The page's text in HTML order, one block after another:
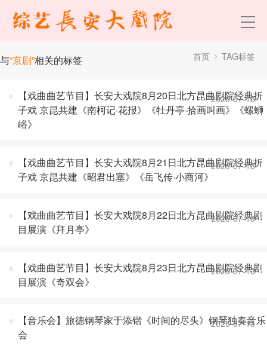
与“京剧”相关的标签 首页 TAG标签
【戏曲曲艺节目】长安大戏院8月20日北方昆曲剧院经典折
子戏 京昆共建《南柯记·花报》《牡丹亭·拾画叫画》《螺蛳
峪》
2026-07-13
【戏曲曲艺节目】长安大戏院8月21日北方昆曲剧院经典折
子戏 京昆共建《昭君出塞》《岳飞传·小商河》
2026-07-13
【戏曲曲艺节目】长安大戏院8月22日北方昆曲剧院经典剧
目展演《拜月亭》
2026-07-13
【戏曲曲艺节目】长安大戏院8月23日北方昆曲剧院经典剧
目展演《奇双会》
2026-07-13
【音乐会】旅德钢琴家于添锴《时间的尽头》钢琴独奏音乐
会
2026-07-13